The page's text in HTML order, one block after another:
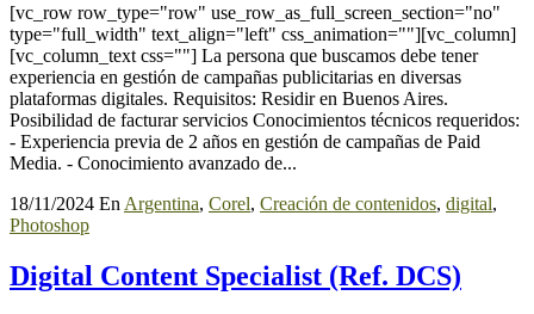
[vc_row row_type="row" use_row_as_full_screen_section="no"
type="full_width" text_align="left" css_animation=""][vc_column]
[vc_column_text css=""] La persona que buscamos debe tener
experiencia en gestión de campañas publicitarias en diversas
plataformas digitales. Requisitos: Residir en Buenos Aires.
Posibilidad de facturar servicios Conocimientos técnicos requeridos:
- Experiencia previa de 2 años en gestión de campañas de Paid
Media. - Conocimiento avanzado de...
18/11/2024 En Argentina, Corel, Creación de contenidos, digital,
Photoshop
Digital Content Specialist (Ref. DCS)